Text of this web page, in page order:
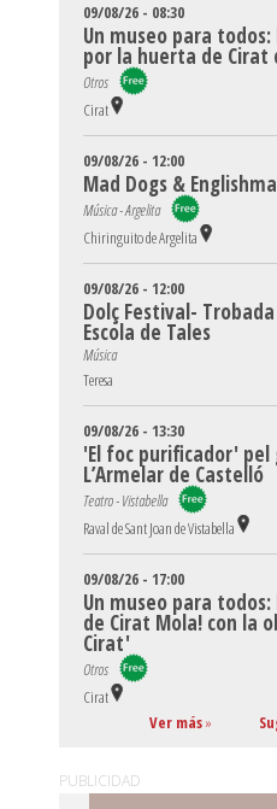
09/08/26 - 08:30
Un museo para
por la huerta de
Otros
Cirat
09/08/26 - 12:00
Mad Dogs &
Música - Argelita
Chiringuito de Argelita
09/08/26 - 12:00
Dolç Festival-
Escola de Tales
Música
Teresa
09/08/26 - 13:30
'El foc purificador'
L’Armelar de Castelló
Teatro - Vistabella
Raval de Sant Joan de Vistabella
09/08/26 - 17:00
Un museo para
de Cirat Mola! con la
Cirat'
Otros
Cirat
Ver más»
PUBLICIDAD